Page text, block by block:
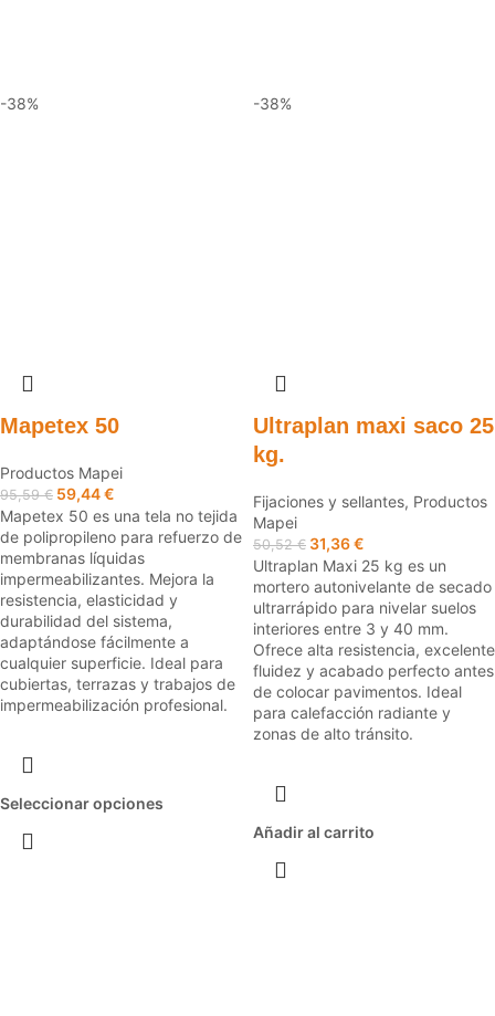
-38%
Mapetex 50
Productos Mapei
95,59€ 59,44€
Mapetex 50 es una tela no tejida
de polipropileno para refuerzo de
membranas líquidas
impermeabilizantes. Mejora la
resistencia, elasticidad y
durabilidad del sistema,
adaptándose fácilmente a
cualquier superficie. Ideal para
cubiertas, terrazas y trabajos de
impermeabilización profesional.
Seleccionar opciones
-38%
Ultraplan maxi saco 25
kg.
Fijaciones y sellantes, Productos
Mapei
50,52€ 31,36€
Ultraplan Maxi 25 kg es un
mortero autonivelante de secado
ultrarrápido para nivelar suelos
interiores entre 3 y 40 mm.
Ofrece alta resistencia, excelente
fluidez y acabado perfecto antes
de colocar pavimentos. Ideal
para calefacción radiante y
zonas de alto tránsito.
Añadir al carrito